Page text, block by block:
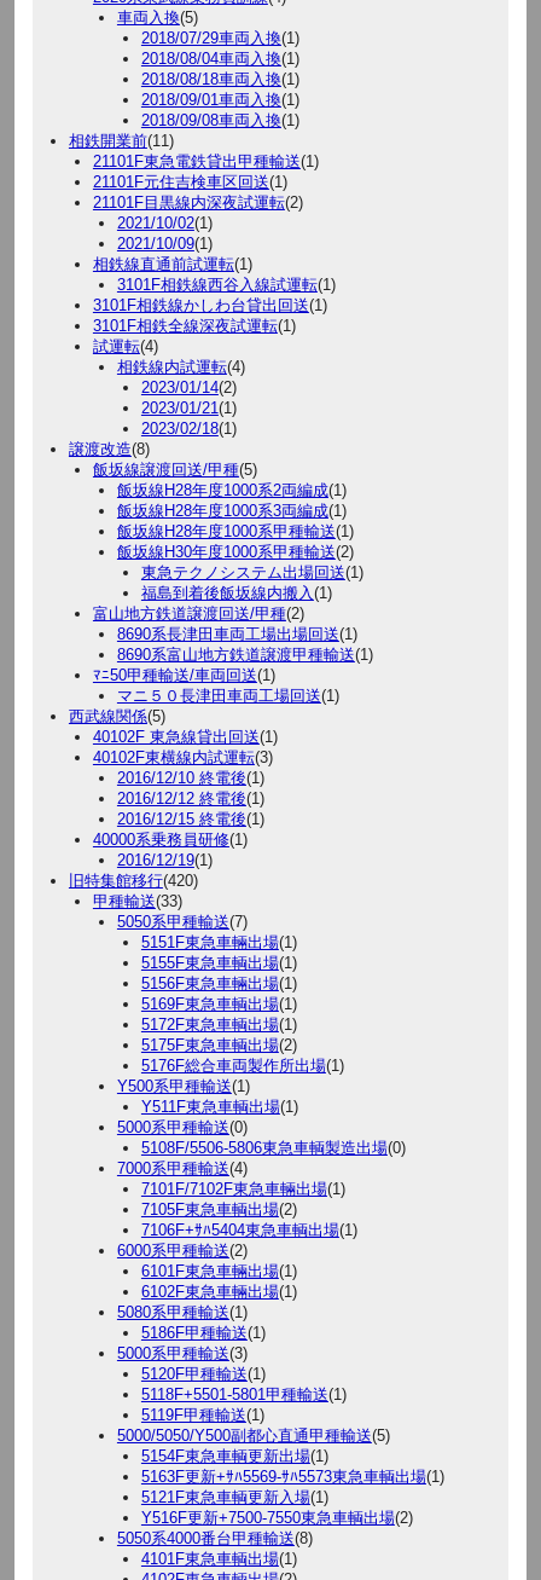
車両入換(5)
2018/07/29車両入換(1)
2018/08/04車両入換(1)
2018/08/18車両入換(1)
2018/09/01車両入換(1)
2018/09/08車両入換(1)
相鉄開業前(11)
21101F東急電鉄貸出甲種輸送(1)
21101F元住吉検車区回送(1)
21101F目黒線内深夜試運転(2)
2021/10/02(1)
2021/10/09(1)
相鉄線直通前試運転(1)
3101F相鉄線西谷入線試運転(1)
3101F相鉄線かしわ台貸出回送(1)
3101F相鉄全線深夜試運転(1)
試運転(4)
相鉄線内試運転(4)
2023/01/14(2)
2023/01/21(1)
2023/02/18(1)
譲渡改造(8)
飯坂線譲渡回送/甲種(5)
飯坂線H28年度1000系2両編成(1)
飯坂線H28年度1000系3両編成(1)
飯坂線H28年度1000系甲種輸送(1)
飯坂線H30年度1000系甲種輸送(2)
東急テクノシステム出場回送(1)
福島到着後飯坂線内搬入(1)
富山地方鉄道譲渡回送/甲種(2)
8690系長津田車両工場出場回送(1)
8690系富山地方鉄道譲渡甲種輸送(1)
ﾏﾆ50甲種輸送/車両回送(1)
マニ５０長津田車両工場回送(1)
西武線関係(5)
40102F 東急線貸出回送(1)
40102F東横線内試運転(3)
2016/12/10 終電後(1)
2016/12/12 終電後(1)
2016/12/15 終電後(1)
40000系乗務員研修(1)
2016/12/19(1)
旧特集館移行(420)
甲種輸送(33)
5050系甲種輸送(7)
5151F東急車輛出場(1)
5155F東急車輌出場(1)
5156F東急車輛出場(1)
5169F東急車輌出場(1)
5172F東急車輌出場(1)
5175F東急車輌出場(2)
5176F総合車両製作所出場(1)
Y500系甲種輸送(1)
Y511F東急車輌出場(1)
5000系甲種輸送(0)
5108F/5506-5806東急車輌製造出場(0)
7000系甲種輸送(4)
7101F/7102F東急車輛出場(1)
7105F東急車輌出場(2)
7106F+ｻﾊ5404東急車輌出場(1)
6000系甲種輸送(2)
6101F東急車輛出場(1)
6102F東急車輛出場(1)
5080系甲種輸送(1)
5186F甲種輸送(1)
5000系甲種輸送(3)
5120F甲種輸送(1)
5118F+5501-5801甲種輸送(1)
5119F甲種輸送(1)
5000/5050/Y500副都心直通甲種輸送(5)
5154F東急車輌更新出場(1)
5163F更新+ｻﾊ5569-ｻﾊ5573東急車輌出場(1)
5121F東急車輌更新入場(1)
Y516F更新+7500-7550東急車輌出場(2)
5050系4000番台甲種輸送(8)
4101F東急車輌出場(1)